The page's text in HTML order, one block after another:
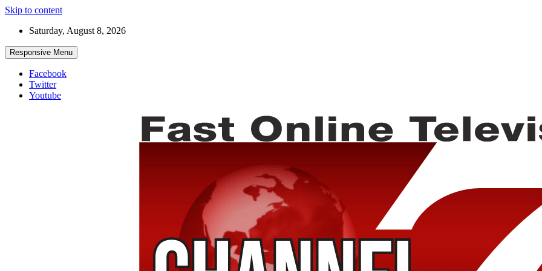
Skip to content
Saturday, August 8, 2026
Responsive Menu
Facebook
Twitter
Youtube